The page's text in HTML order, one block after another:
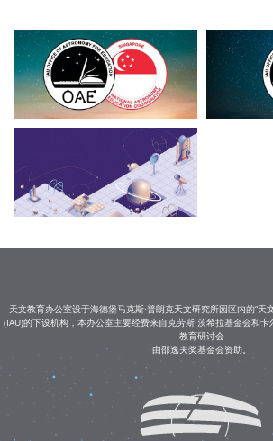
天文教育办公室设于海德堡马克斯·普朗克天文研究所园区内的“天
(IAU)的下设机构，本办公室主要经费来自克劳斯·茨希拉基金会和卡
教育研讨会
由邵逸夫奖基金会资助。